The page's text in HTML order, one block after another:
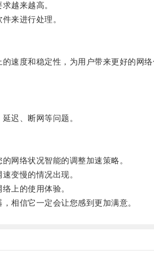
越来越高。
来进行处理。
速度和稳定性，为用户带来更好的网
迟、断网等问题。
网络状况智能的调整加速策略。
变慢的情况出现。
上的使用体验。
相信它一定会让您感到更加满意。